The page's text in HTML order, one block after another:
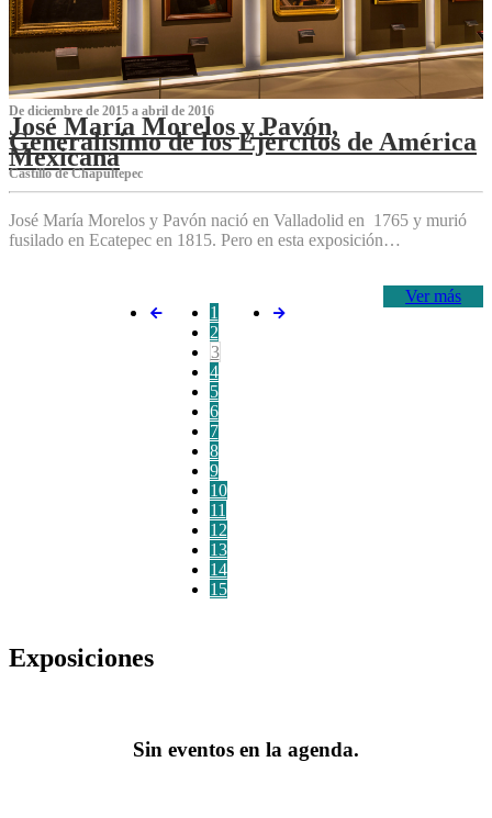
De diciembre de 2015 a abril de 2016
José María Morelos y Pavón,
Generalísimo de los Ejércitos de América
Mexicana
C‌astillo de Chapultepec
José María Morelos y Pavón nació en Valladolid en 1765 y murió
fusilado en Ecatepec en 1815. Pero en esta exposición…
Ver más
1
2
3
4
5
6
7
8
9
10
11
12
13
14
15
Exposiciones
Sin eventos en la agenda.